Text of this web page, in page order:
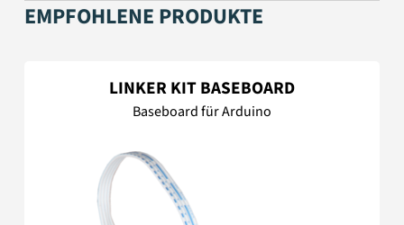
EMPFOHLENE PRODUKTE
LINKER KIT BASEBOARD
Baseboard für Arduino